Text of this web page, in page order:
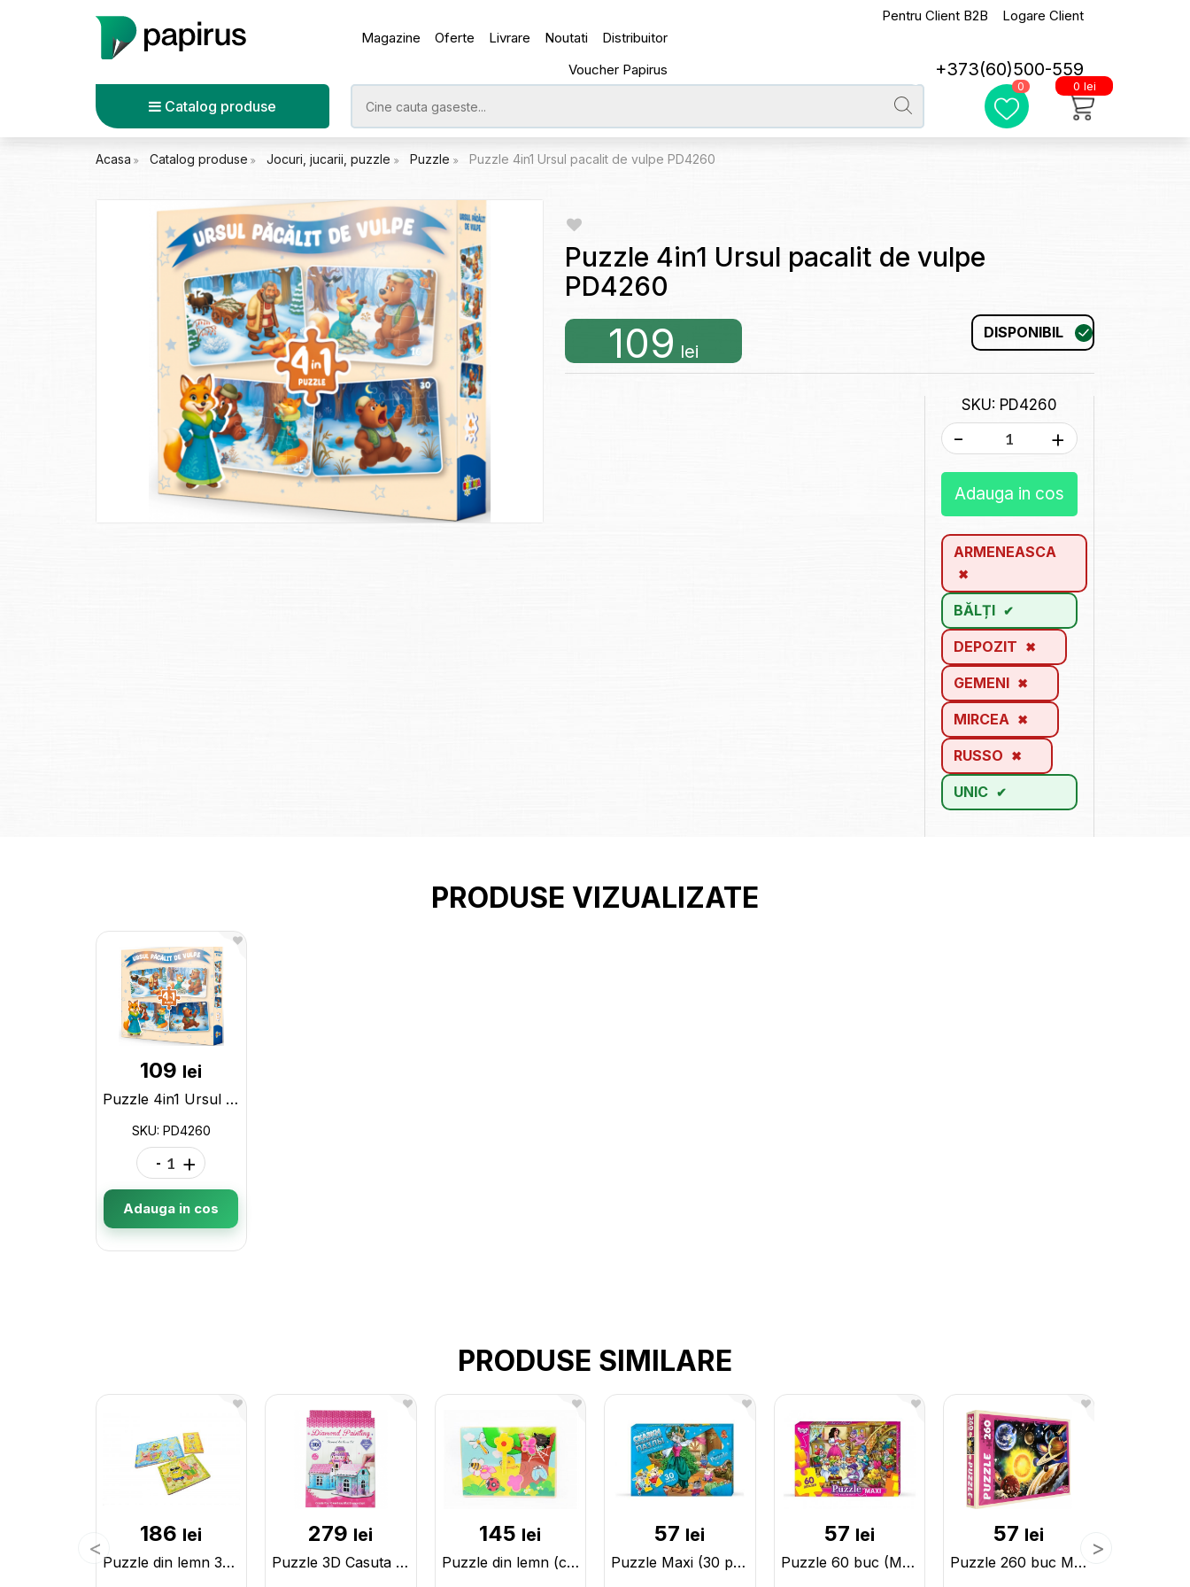
Magazine Oferte Livrare Noutati
Distribuitor
Voucher Papirus
Pentru Client B2B Logare Client
+373(60)500-559
Catalog produse
0 0 lei
Acasa Catalog produse Jocuri, jucarii, puzzle Puzzle Puzzle 4in1 Ursul pacalit de vulpe PD4260
Puzzle 4in1 Ursul pacalit de vulpe
PD4260
109 lei
DISPONIBIL
SKU: PD4260
- +
Adauga in cos
ARMENEASCA
BĂLȚI
DEPOZIT
GEMENI
MIRCEA
RUSSO
UNIC
PRODUSE VIZUALIZATE
109 lei
Puzzle 4in1 Ursul pacalit de vulpe PD4260
SKU: PD4260
- +
Adauga in cos
PRODUSE SIMILARE
186 lei
Puzzle din lemn 3buc. 0016
279 lei
Puzzle 3D Casuta (MDF)18x15x23cm (ML20-9) cu diamante 100089
145 lei
Puzzle din lemn (copacei cu magnet) 120045
57 lei
Puzzle Maxi (30 pcs) 15188
57 lei
Puzzle 60 buc (MAXI) RI 15189
57 lei
Puzzle 260 buc MIX (RI) 15190